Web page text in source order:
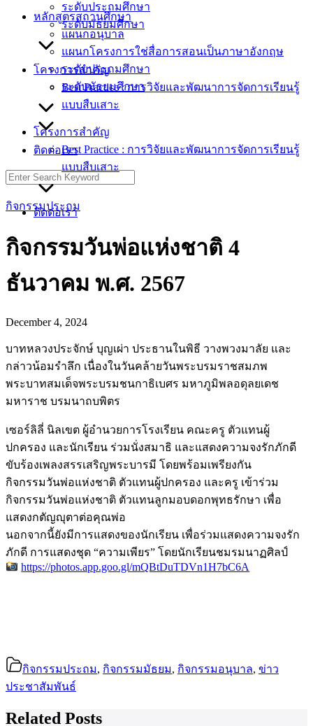
หลักสูตรสถานศึกษา
แผนกอนุบาล
แผนกโครงการใช่สื่อการสอนเป็นภาษาอังกฤษ
ระดับประถมศึกษา
ระดับมัธยมศึกษา
โครงการสำคัญ
Best Practice : การวิจัยและพัฒนาการจัดการเรียนรู้
แบบสืบเสาะ
ติดต่อเรา
ระดับประถมศึกษา
ระดับมัธยมศึกษา
โครงการสำคัญ
Best Practice : การวิจัยและพัฒนาการจัดการเรียนรู้
แบบสืบเสาะ
ติดต่อเรา
Search
for:
กิจกรรมประถม
กิจกรรมวันพ่อแห่งชาติ 4
ธันวาคม พ.ศ. 2567
December 4, 2024
บาทหลวงประจักษ์ บุญเผ่า ประธานในพิธี วางพวงมาลัย และ
กล่าวน้อมรำลึก เนื่องในวันคล้ายวันพระบรมราชสมภพ
พระบาทสมเด็จพระบรมชนกาธิเบศร มหาภูมิพลอดุลยเดช
มหาราช บรมนาถบพิตร
เซอร์ลิลี่ นิลเขต ผู้อำนวยการโรงเรียน คณะครู ตัวแทนผู้
ปกครอง และนักเรียน ร่วมนั่งสมาธิ และแสดงความจงรักภักดี
ขับร้องเพลงสรรเสริญพระบารมี โดยพร้อมเพรียงกัน
กิจกรรมวันพ่อแห่งชาติ ตัวแทนผู้ปกครอง และครู เข้าร่วม
กิจกรรมวันพ่อแห่งชาติ ตัวแทนลูกมอบดอกพุทธรักษา เพื่อ
แสดงกตัญญุตาต่อคุณพ่อ
นอกจากนี้ยังมีการแสดงของนักเรียน เพื่อร่วมแสดงความจงรัก
ภักดี การแสดงชุด “ความเพียร” โดยนักเรียนชมรมนาฏศิลป์
https://photos.app.goo.gl/mQBtDuTDVn1H7bC6A
กิจกรรมประถม, กิจกรรมมัธยม, กิจกรรมอนุบาล, ข่าว
ประชาสัมพันธ์
Related Posts